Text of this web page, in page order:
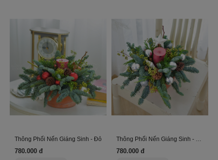
Thông Phối Nến Giáng Sinh - Đỏ
780.000 đ
Thông Phối Nến Giáng Sinh - Sao Bạc
780.000 đ